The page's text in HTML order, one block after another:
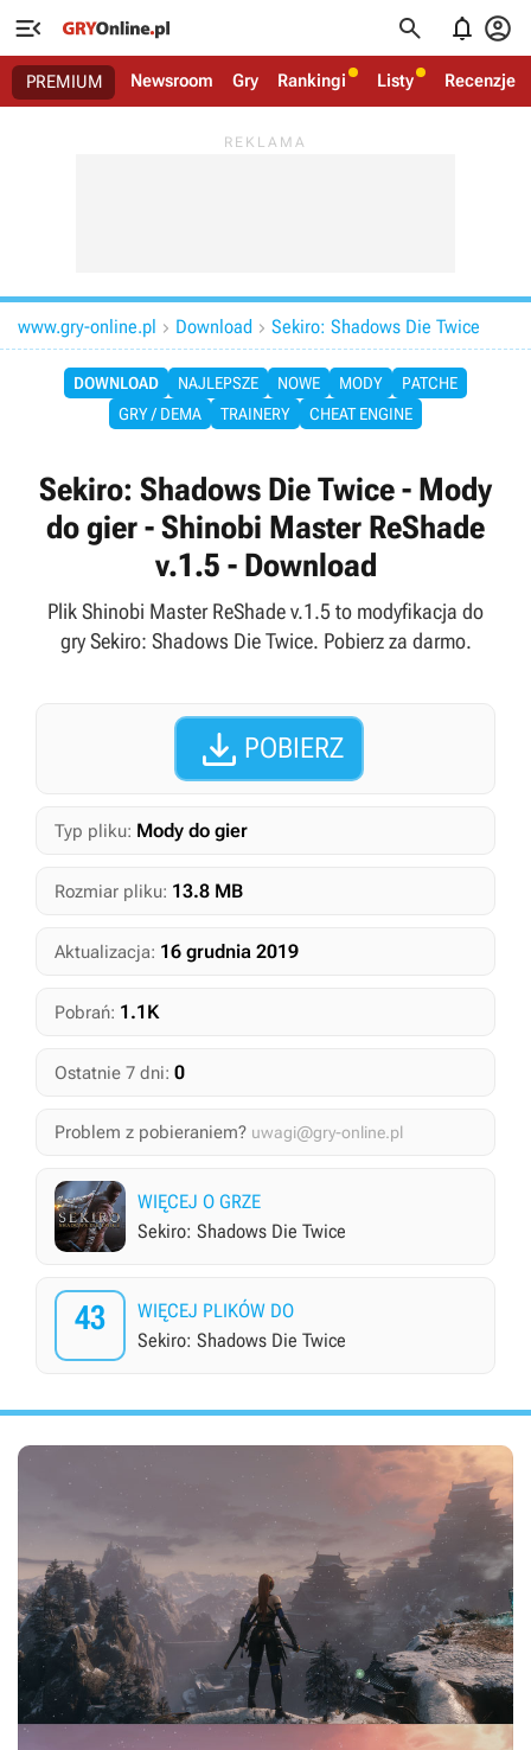
   
PREMIUM Newsroom Gry Rankingi Listy Recenzje
www.gry-online.pl  Download  Sekiro: Shadows Die Twice
DOWNLOAD NAJLEPSZE NOWE MODY
PATCHE
GRY / DEMA
TRAINERY CHEAT ENGINE
Sekiro: Shadows Die Twice - Mody
do gier - Shinobi Master ReShade
v.1.5 - Download
Plik Shinobi Master ReShade v.1.5 to modyfikacja do
gry Sekiro: Shadows Die Twice. Pobierz za darmo.
 POBIERZ
Typ pliku: Mody do gier
Rozmiar pliku: 13.8 MB
Aktualizacja: 16 grudnia 2019
Pobrań: 1.1K
Ostatnie 7 dni: 0
Problem z pobieraniem? uwagi@gry-online.pl
WIĘCEJ O GRZE
Sekiro: Shadows Die Twice
43
WIĘCEJ PLIKÓW DO
Sekiro: Shadows Die Twice